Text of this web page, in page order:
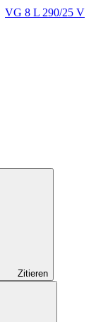
VG 8 L 290/25 V
Zitieren